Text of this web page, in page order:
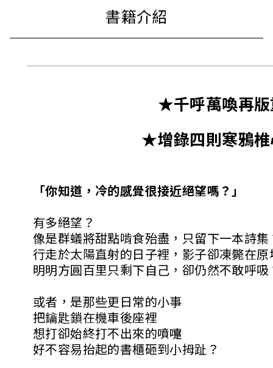
★千呼萬喚再
★增錄四則寒鴉
「你知道，冷的感覺很接近絕望嗎？」
有多絕望？
像是群蟻將甜點啃食殆盡，只留下一本詩集
行走於太陽直射的日子裡，影子卻凍斃在原
明明方圓百里只剩下自己，卻仍然不敢呼吸
或者，是那些更日常的小事
把鑰匙鎖在機車後座裡
想打卻始終打不出來的噴嚏
好不容易抬起的書櫃砸到小拇趾？